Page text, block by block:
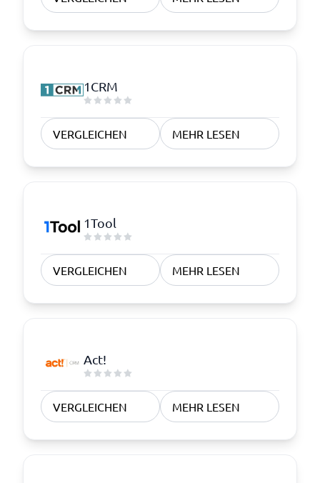
1CRM
VERGLEICHEN MEHR LESEN
1Tool
VERGLEICHEN MEHR LESEN
Act!
VERGLEICHEN MEHR LESEN